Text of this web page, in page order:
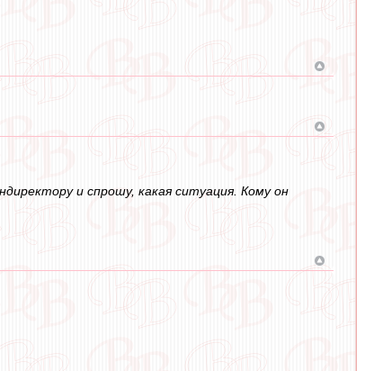
и спрошу, какая ситуация. Кому он